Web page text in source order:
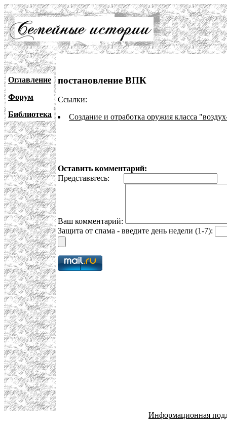
Оглавление
Форум
Библиотека
постановление ВПК
Ссылки:
Создание и отработка оружия класса
Оставить комментарий:
Представьтесь:
Ваш комментарий:
Защита от спама - введите день недели (1-7):
Информационная